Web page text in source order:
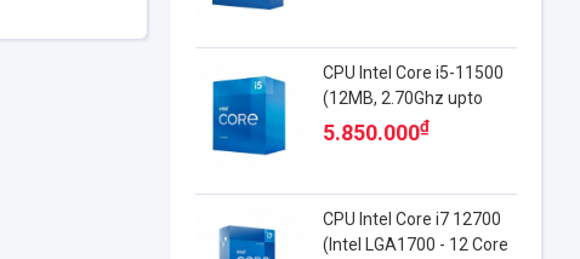
CPU Intel Core i5-11500
(12MB, 2.70Ghz upto
4.60Ghz, 6 Nhân, 12
5.850.000₫
CPU Intel Core i7 12700
(Intel LGA1700 - 12 Core